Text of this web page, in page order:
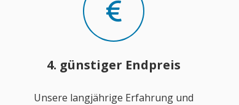
4. günstiger Endpreis
Unsere langjährige Erfahrung und